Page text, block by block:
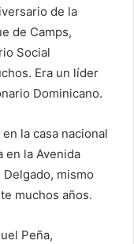
de la
de Camps,
Social
Era un líder
Dominicano.
la casa nacional
en la Avenida
mismo
muchos años.
Peña,